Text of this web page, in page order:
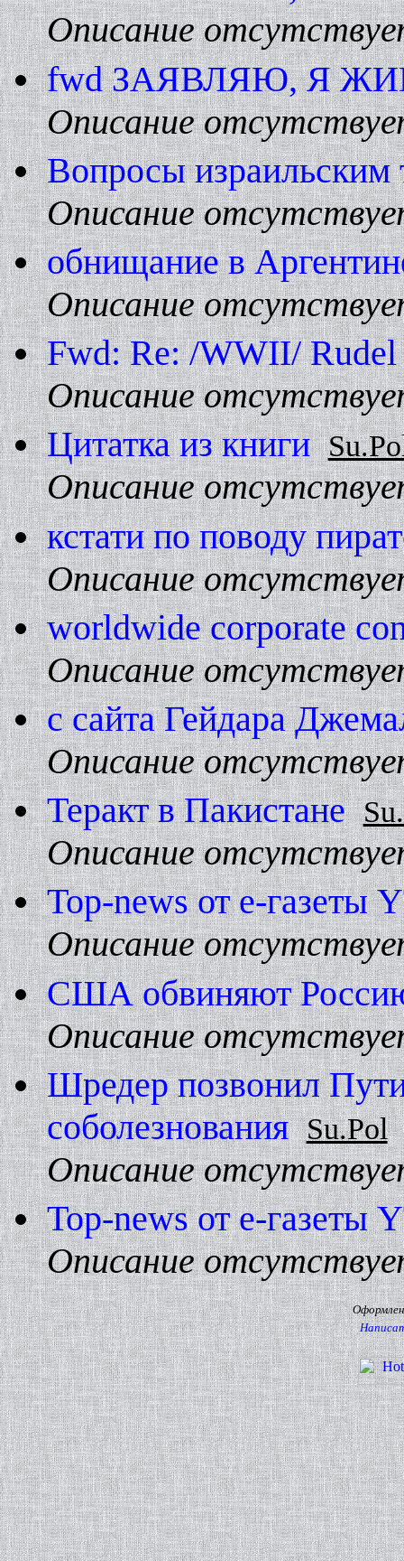
Описание
fwd ЗАЯВЛЯЮ, Я
Описание
Вопросы израильским
Описание
обнищание в
Описание
Fwd: Re: /WWII/ Rudel
Описание
Цитатка из книги
Описание
кстати по поводу
Описание
worldwide corporate
Описание
с сайта Гейдаpа
Описание
Теракт в Пакистане
Описание
Top-news от е-газеты
Описание
США обвиняют
Описание
Шредер позвонил
соболезнования Su.Pol
Описание
Top-news от е-газеты
Описание